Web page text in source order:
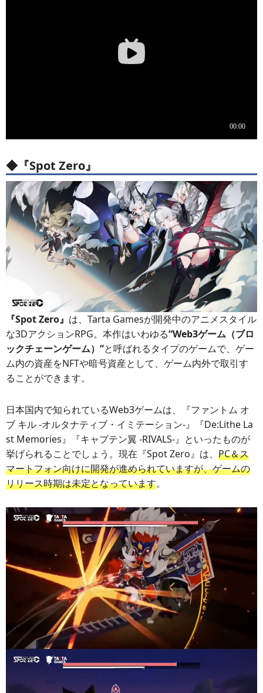
◆『Spot Zero』
『Spot Zero』 は、Tarta Gamesが開発中のアニメスタイル
な3DアクションRPG。本作はいわゆる“Web3ゲーム（ブロ
ックチェーンゲーム）”と呼ばれるタイプのゲームで、ゲー
ム内の資産をNFTや暗号資産として、ゲーム内外で取引す
ることができます。
日本国内で知られているWeb3ゲームは、『ファントム オ
ブ キル -オルタナティブ・イミテーション-』『De:Lithe La
st Memories』『キャプテン翼 -RIVALS-』といったものが
挙げられることでしょう。現在『Spot Zero』は、 PC＆ス
マートフォン向けに開発が進められていますが、ゲームの
リリース時期は未定となっています。